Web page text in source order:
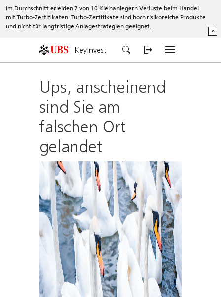
Im Durchschnitt erleiden 7 von 10 Kleinanlegern Verluste beim Handel
mit Turbo-Zertifikaten. Turbo-Zertifikate sind hoch risikoreiche Produkte
und nicht für langfristige Anlagestrategien geeignet.
^
KeyInvest
Ups, anscheinend
sind Sie am
falschen Ort
gelandet